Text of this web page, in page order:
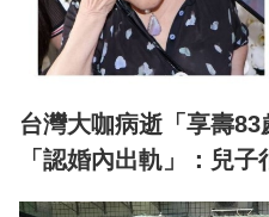
台灣大咖病逝「享壽
「認婚內出軌」：兒子